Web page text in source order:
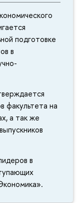
подготовке
факультета на
а так же
лидеро